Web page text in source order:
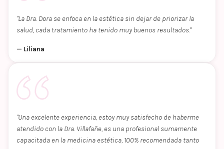
"La Dra. Dora se enfoca en la estética sin dejar de priorizar la
salud, cada tratamiento ha tenido muy buenos resultados."
— Liliana
"Una excelente experiencia, estoy muy satisfecho de haberme
atendido con la Dra. Villafañe, es una profesional sumamente
capacitada en la medicina estética, 100% recomendada tanto